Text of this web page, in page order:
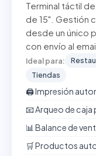
Terminal táctil
de 15". Gestión
desde un único
con envío al
Ideal para:
Tiendas
🖨️ Impresión
📧 Arqueo de caja
📊 Balance de
🛒 Productos